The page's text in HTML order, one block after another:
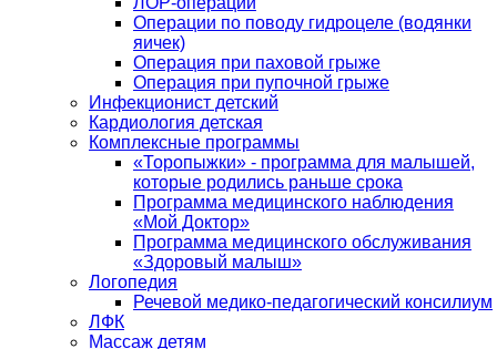
Операции по поводу гидроцеле (водянки
яичек)
Операция при паховой грыже
Операция при пупочной грыже
Инфекционист детский
Кардиология детская
Комплексные программы
«Торопыжки» - программа для малышей,
которые родились раньше срока
Программа медицинского наблюдения
«Мой Доктор»
Программа медицинского обслуживания
«Здоровый малыш»
Логопедия
Речевой медико-педагогический консилиум
ЛФК
Массаж детям